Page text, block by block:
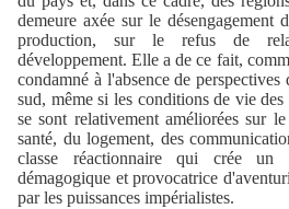
demeure axée sur le désengagement
production, sur le refus de
développement. Elle a de ce fait,
condamné à l'absence de
sud, même si les conditions de vie
se sont relativement améliorées sur
santé, du logement, des
classe réactionnaire qui crée
démagogique et provocatrice
par les puissances impérialistes.